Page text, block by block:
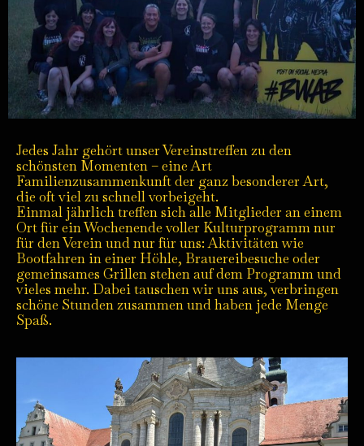
Jedes Jahr gehört unser Vereinstreffen zu den
schönsten Momenten – eine Art
Familienzusammenkunft der ganz besonderer Art,
die oft viel zu schnell vorbeigeht.
Einmal jährlich treffen sich alle Mitglieder an einem
Ort für ein Wochenende voller Kulturprogramm nur
für den Verein und nur für uns: Aktivitäten wie
Bootfahren in einer Höhle, Brauereibesuche oder
gemeinsames Grillen stehen auf dem Programm und
vieles mehr. Dabei tauschen wir uns aus, verbringen
schöne Stunden zusammen und haben jede Menge
Spaß.